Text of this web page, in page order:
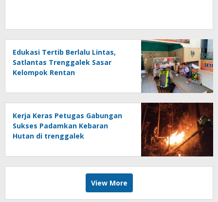
Edukasi Tertib Berlalu Lintas,
Satlantas Trenggalek Sasar
Kelompok Rentan
Kerja Keras Petugas Gabungan
Sukses Padamkan Kebaran
Hutan di trenggalek
View More